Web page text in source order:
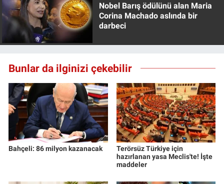
Nobel Barış ödülünü alan Maria
Corina Machado aslında bir
darbeci
Bunlar da ilginizi çekebilir
Bahçeli: 86 milyon kazanacak
Terörsüz Türkiye için
hazırlanan yasa Meclis'te! İşte
maddeler